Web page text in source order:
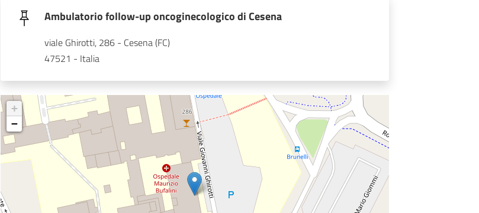
Ambulatorio follow-up oncoginecologico di Cesena
viale Ghirotti, 286 - Cesena (FC)
47521 - Italia
+
−